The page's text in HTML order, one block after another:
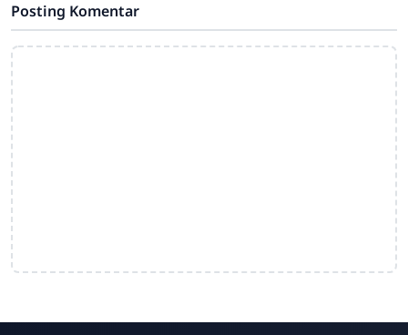
Posting Komentar